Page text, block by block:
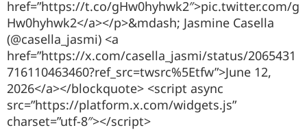
href=”https://t.co/gHw0hyhwk2″>pic.twitter.com/g
Hw0hyhwk2</a></p>&mdash; Jasmine Casella
(@casella_jasmi) <a
href=”https://x.com/casella_jasmi/status/2065431
716110463460?ref_src=twsrc%5Etfw”>June 12,
2026</a></blockquote> <script async
src=”https://platform.x.com/widgets.js”
charset=”utf-8″></script>